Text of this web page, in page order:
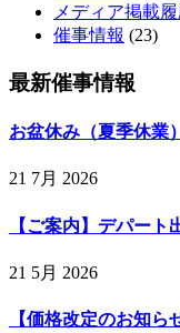
メディア掲載
催事情報 (23)
最新催事情報
お盆休み（夏季休業
21 7月 2026
【ご案内】デパー
21 5月 2026
【価格改定のお知ら